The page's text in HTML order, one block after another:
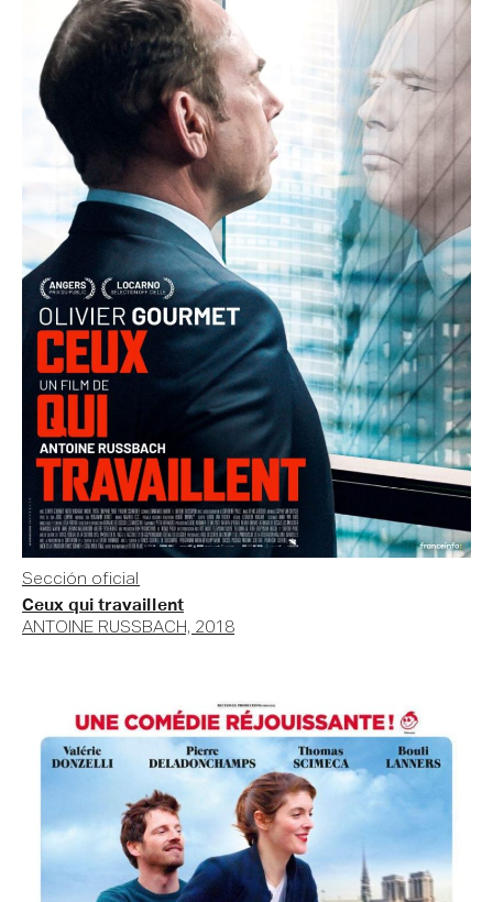
Sección oficial
Ceux qui travaillent
ANTOINE RUSSBACH, 2018